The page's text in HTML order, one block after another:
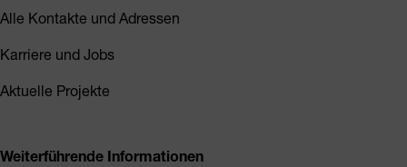
Alle Kontakte und Adressen
Karriere und Jobs
Aktuelle Projekte
Weiterführende Informationen